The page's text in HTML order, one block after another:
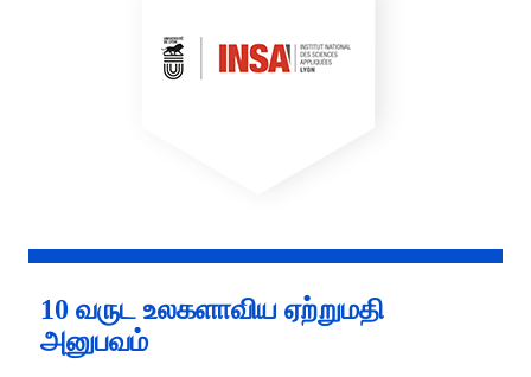
10 வருட உலகளாவிய ஏற்றுமதி
அனுபவம்